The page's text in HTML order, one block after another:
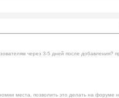
через 3-5 дней после добавления?
места, позволить это делать на форуме